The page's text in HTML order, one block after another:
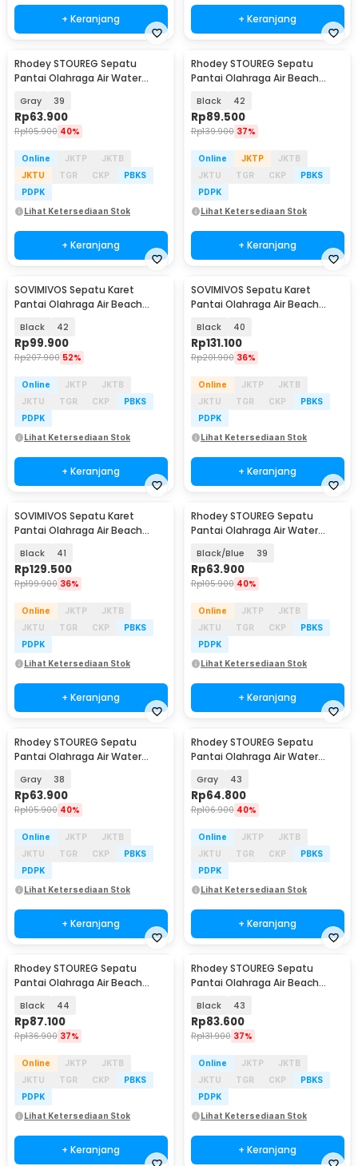
+ Keranjang + Keranjang
Rhodey STOUREG Sepatu
Pantai Olahraga Air Water
Gray 39
Rp63.900
Rp105.900 40%
Online JKTP
JKTB
JKTU
TGR CKP
PBKS
PDPK
Lihat Ketersediaan Stok
+ Keranjang
Rhodey STOUREG Sepatu
Pantai Olahraga Air Beach
Black 42
Rp89.500
Rp139.900 37%
Online JKTP
JKTB
JKTU
TGR CKP
PBKS
PDPK
Lihat Ketersediaan Stok
+ Keranjang
SOVIMIVOS Sepatu Karet
Pantai Olahraga Air Beach
Black 42
Rp99.900
Rp207.900 52%
Online JKTP
JKTB
JKTU
TGR CKP
PBKS
PDPK
Lihat Ketersediaan Stok
+ Keranjang
SOVIMIVOS Sepatu Karet
Pantai Olahraga Air Beach
Black 40
Rp131.100
Rp201.900 36%
Online JKTP
JKTB
JKTU
TGR CKP
PBKS
PDPK
Lihat Ketersediaan Stok
+ Keranjang
SOVIMIVOS Sepatu Karet
Pantai Olahraga Air Beach
Black 41
Rp129.500
Rp199.900 36%
Online JKTP
JKTB
JKTU
TGR CKP
PBKS
PDPK
Lihat Ketersediaan Stok
+ Keranjang
Rhodey STOUREG Sepatu
Pantai Olahraga Air Water
Black/Blue 39
Rp63.900
Rp105.900 40%
Online JKTP
JKTB
JKTU
TGR CKP
PBKS
PDPK
Lihat Ketersediaan Stok
+ Keranjang
Rhodey STOUREG Sepatu
Pantai Olahraga Air Water
Gray 38
Rp63.900
Rp105.900 40%
Online JKTP
JKTB
JKTU
TGR CKP
PBKS
PDPK
Lihat Ketersediaan Stok
+ Keranjang
Rhodey STOUREG Sepatu
Pantai Olahraga Air Water
Gray 43
Rp64.800
Rp106.900 40%
Online JKTP
JKTB
JKTU
TGR CKP
PBKS
PDPK
Lihat Ketersediaan Stok
+ Keranjang
Rhodey STOUREG Sepatu
Pantai Olahraga Air Beach
Black 44
Rp87.100
Rp136.900 37%
Online JKTP
JKTB
JKTU
TGR CKP
PBKS
PDPK
Lihat Ketersediaan Stok
+ Keranjang
Rhodey STOUREG Sepatu
Pantai Olahraga Air Beach
Black 43
Rp83.600
Rp131.900 37%
Online JKTP
JKTB
JKTU
TGR CKP
PBKS
PDPK
Lihat Ketersediaan Stok
+ Keranjang